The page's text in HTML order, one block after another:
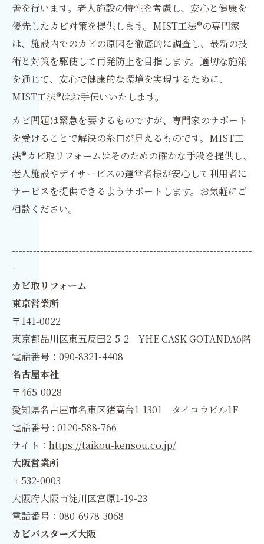
善を行います。老人施設の特性を考慮し、安心と健康を
優先したカビ対策を提供します。MIST工法®の専門家
は、施設内でのカビの原因を徹底的に調査し、最新の技
術と対策を駆使して再発防止を目指します。適切な施策
を通じて、安心で健康的な環境を実現するために、
MIST工法®はお手伝いいたします。
カビ問題は緊急を要するものですが、専門家のサポート
を受けることで解決の糸口が見えるものです。MIST工
法®カビ取リフォームはそのための確かな手段を提供し、
老人施設やデイサービスの運営者様が安心して利用者に
サービスを提供できるようサポートします。お気軽にご
相談ください。
--------------------------------------------------------------------
-
カビ取リフォーム
東京営業所
〒141-0022
東京都品川区東五反田2-5-2 YHE CASK GOTANDA6階
電話番号：090-8321-4408
名古屋本社
〒465-0028
愛知県名古屋市名東区猪高台1-1301 タイコウビル1F
電話番号 : 0120-588-766
サイト： https://taikou-kensou.co.jp/
大阪営業所
〒532-0003
大阪府大阪市淀川区宮原1-19-23
電話番号：080-6978-3068
カビバスターズ大阪